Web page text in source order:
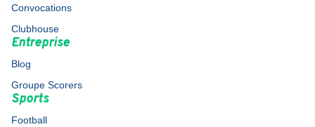
Convocations
Clubhouse
Entreprise
Blog
Groupe Scorers
Sports
Football